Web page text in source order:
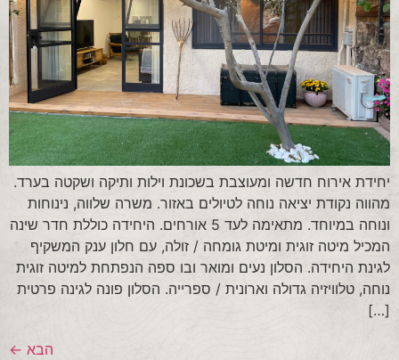
יחידת אירוח חדשה ומעוצבת בשכונת וילות ותיקה ושקטה בערד.
מהווה נקודת יציאה נוחה לטיולים באזור. משרה שלווה, נינוחות
ונוחה במיוחד. מתאימה לעד 5 אורחים. היחידה כוללת חדר שינה
המכיל מיטה זוגית ומיטת גומחה / זולה, עם חלון ענק המשקיף
לגינת היחידה. הסלון נעים ומואר ובו ספה הנפתחת למיטה זוגית
נוחה, טלוויזיה גדולה וארונית / ספרייה. הסלון פונה לגינה פרטית
[…]
הבא ←